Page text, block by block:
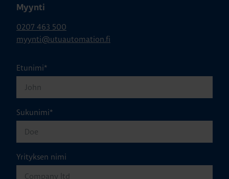
Myynti
0207 463 500
myynti@utuautomation.fi
Etunimi*
Sukunimi*
Yrityksen nimi